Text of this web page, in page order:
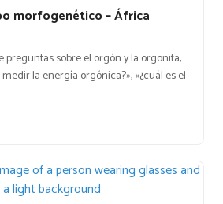
morfogenético – África
preguntas sobre el orgón y la orgonita,
la energía orgónica?», «¿cuál es el